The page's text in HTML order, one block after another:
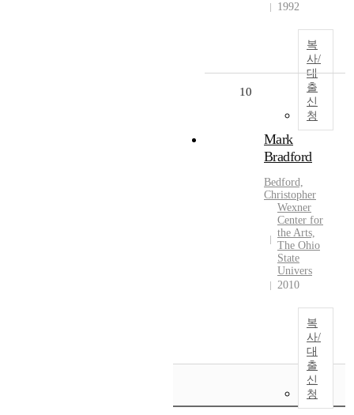
1992
복
사/
대
출
신
청
10
Mark
Bradford
Bedford,
Christopher
Wexner
Center for
the Arts,
The Ohio
State
Univers
2010
복
사/
대
출
신
청